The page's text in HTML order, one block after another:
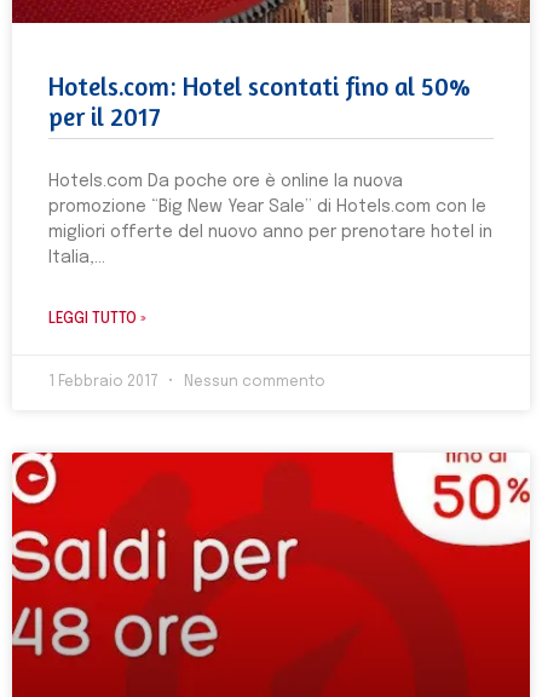
Hotels.com: Hotel scontati fino al 50%
per il 2017
Hotels.com Da poche ore è online la nuova
promozione “Big New Year Sale” di Hotels.com con le
migliori offerte del nuovo anno per prenotare hotel in
Italia,
LEGGI TUTTO »
1 Febbraio 2017 Nessun commento